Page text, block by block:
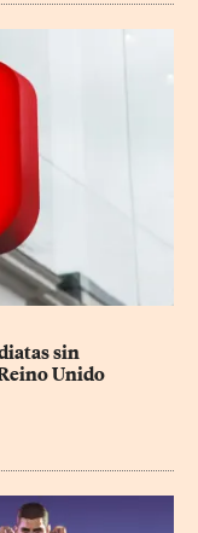
sin
Unido